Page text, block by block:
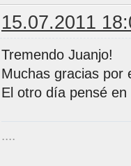
15.07.2011
Tremendo Juanjo!
Muchas gracias por
El otro día pensé
....